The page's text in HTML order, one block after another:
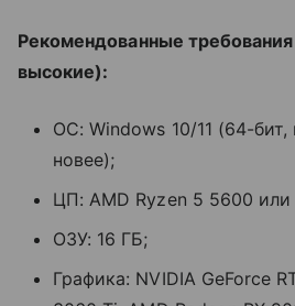
Рекомендованные
высокие):
ОС: Windows 10/11 (64-
новее);
ЦП: AMD Ryzen 5 5600 или
ОЗУ: 16 ГБ;
Графика: NVIDIA GeForce